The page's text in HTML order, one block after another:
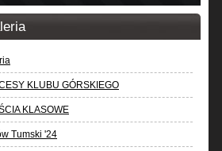
KLUBU GÓRSKIEGO
KLASOWE
Tumski '24